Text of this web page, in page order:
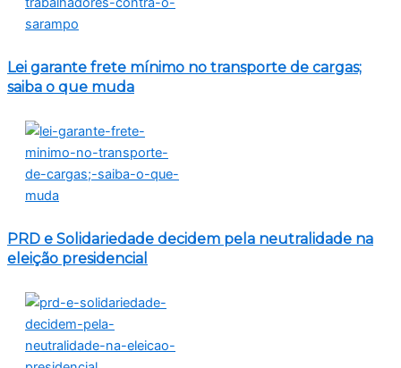
Lei garante frete mínimo no transporte de cargas;
saiba o que muda
PRD e Solidariedade decidem pela neutralidade na
eleição presidencial